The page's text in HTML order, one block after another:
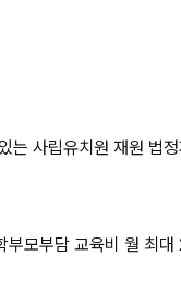
는 사립유치원 재원 법
부모부담 교육비 월 최